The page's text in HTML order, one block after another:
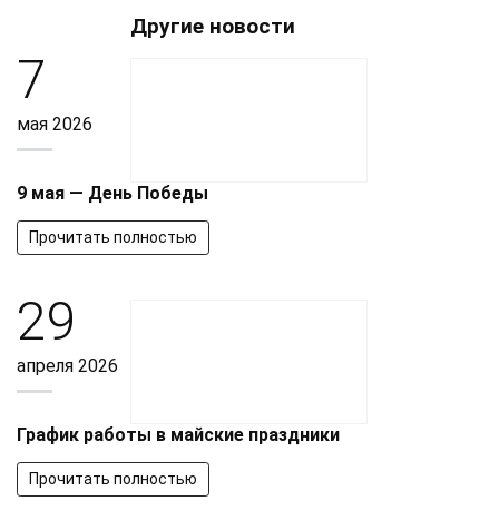
Другие новости
7
мая 2026
9 мая — День Победы
Прочитать полностью
29
апреля 2026
График работы в майские праздники
Прочитать полностью